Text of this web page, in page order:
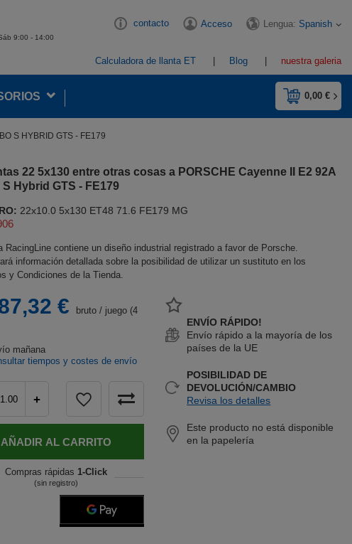
9:00 - 14:00
contacto Acceso Lengua: Spanish
Calculadora de llanta ET Blog nuestra galeria
0,00 €
S HYBRID GTS - FE179
22 5x130 entre otras cosas a PORSCHE Cayenne II E2 92A
Hybrid GTS - FE179
22x10.0 5x130 ET48 71.6 FE179 MG
RacingLine contiene un diseño industrial registrado a favor de Porsche.
información detallada sobre la posibilidad de utilizar un sustituto en los
y Condiciones de la Tienda.
€ bruto / juego (4
mañana
tiempos y costes de envío
+
AÑADIR AL CARRITO
Compras rápidas 1-Click
(sin registro)
ENVÍO RÁPIDO!
Envío rápido a la mayoría de los
países de la UE
POSIBILIDAD DE
DEVOLUCIÓN/CAMBIO
Revisa los detalles
Este producto no está disponible
en la papelería